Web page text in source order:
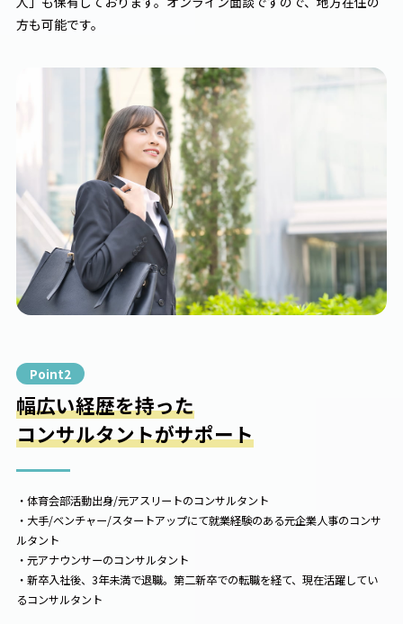
方も可能です。
Point2
幅広い経歴を持った
コンサルタントがサポート
・体育会部活動出身/元アスリートのコンサルタント
・大手/ベンチャー/スタートアップにて就業経験のある元企業人事のコンサ
ルタント
・元アナウンサーのコンサルタント
・新卒入社後、3年未満で退職。第二新卒での転職を経て、現在活躍してい
るコンサルタント